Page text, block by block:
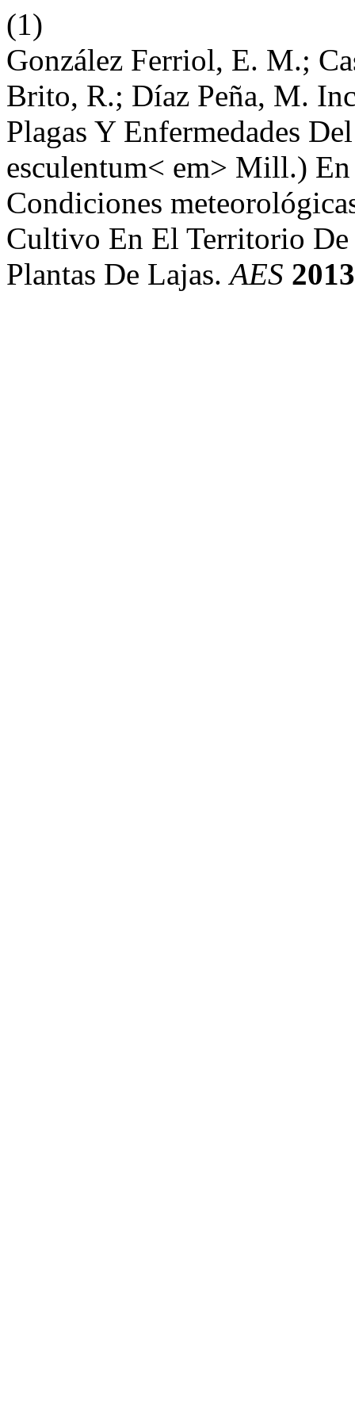
(1)
González Ferriol, E. M.;
Brito, R.; Díaz Peña, M.
Plagas Y Enfermedades
esculentum< em> Mill.)
Condiciones
Cultivo En El Territorio De
Plantas De Lajas.AES 2013